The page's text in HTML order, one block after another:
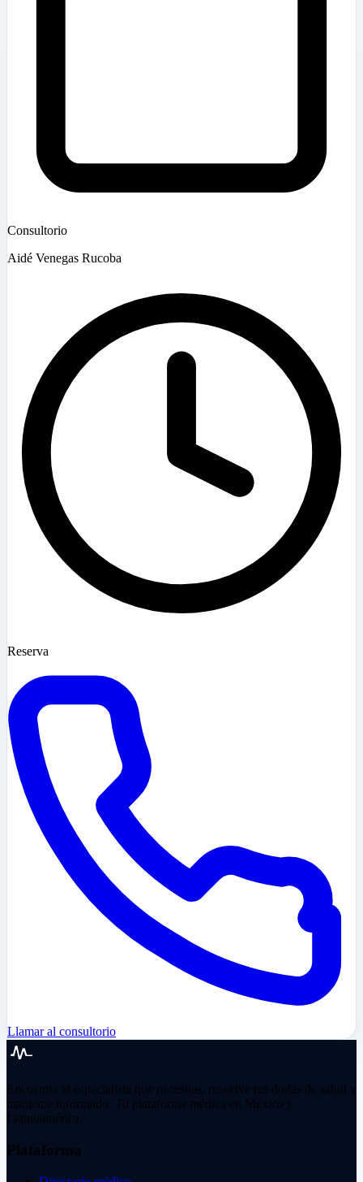
Consultorio
Aidé Venegas Rucoba
Reserva
Llamar al consultorio
Encuentra al especialista que necesitas, resuelve tus dudas de salud y
mantente informado. Tu plataforma médica en México y
Latinoamérica.
Plataforma